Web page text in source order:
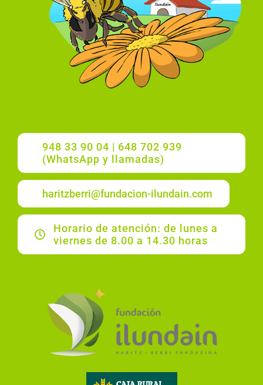
948 33 90 04 | 648 702 939
(WhatsApp y llamadas)
haritzberri@fundacion-ilundain.com
Horario de atención: de lunes a
viernes de 8.00 a 14.30 horas